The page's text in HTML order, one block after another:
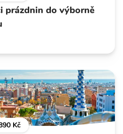
prázdnin do výborně
Kč